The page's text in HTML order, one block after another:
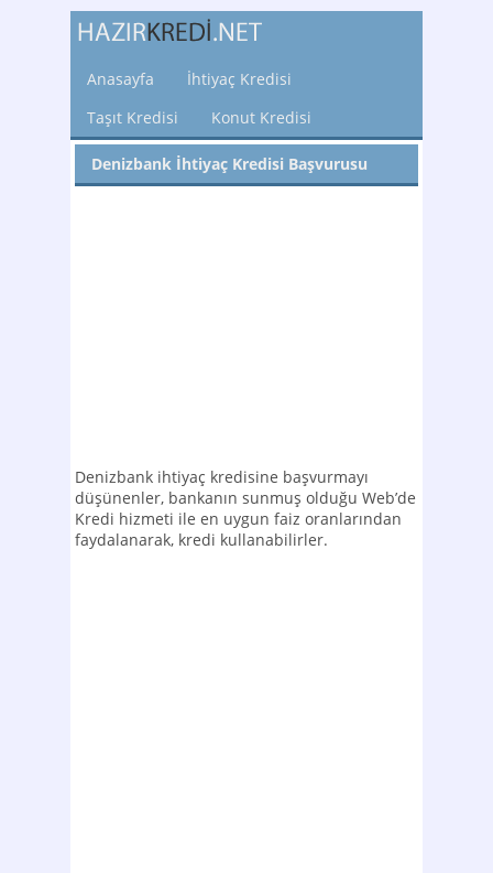
Anasayfa
İhtiyaç Kredisi
Taşıt Kredisi
Konut Kredisi
Denizbank İhtiyaç Kredisi Başvurusu
Denizbank ihtiyaç kredisine başvurmayı
düşünenler, bankanın sunmuş olduğu Web’de
Kredi hizmeti ile en uygun faiz oranlarından
faydalanarak, kredi kullanabilirler.